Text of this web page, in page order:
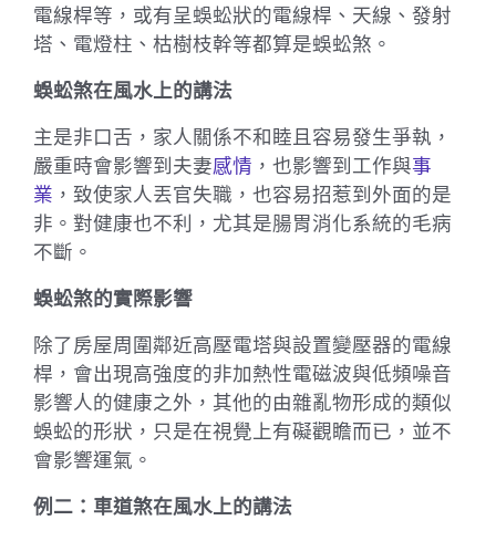
電線桿等，或有呈蜈蚣狀的電線桿、天線、發射
塔、電燈柱、枯樹枝幹等都算是蜈蚣煞。
蜈蚣煞在風水上的講法
主是非口舌，家人關係不和睦且容易發生爭執，
嚴重時會影響到夫妻感情 ，也影響到工作與事
業 ，致使家人丟官失職，也容易招惹到外面的是
非。對健康也不利，尤其是腸胃消化系統的毛病
不斷。
蜈蚣煞的實際影響
除了房屋周圍鄰近高壓電塔與設置變壓器的電線
桿，會出現高強度的非加熱性電磁波與低頻噪音
影響人的健康之外，其他的由雜亂物形成的類似
蜈蚣的形狀，只是在視覺上有礙觀瞻而已，並不
會影響運氣。
例二：車道煞在風水上的講法